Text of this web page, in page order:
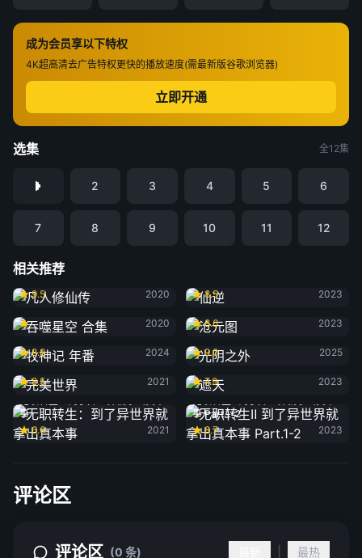
成为会员享以下特权
4K超高清去广告特权更快的播放速度(需最新版谷歌浏览器)
立即开通
选集 全12集
2 3 4 5 6
7 8 9 10 11 12
相关推荐
凡人修仙传
9.5
2020
8.5
2023
吞噬星空 合集
2020
沧元图
8.6
2023
牧神记 年番
8.8
2024
光阴之外
9.0
2025
完美世界
8.5
2021
遮天
7.9
2023
事
6.6
2021
事 Part.1-2
8.7
2023
评论区
评论区 (0 条) 最热